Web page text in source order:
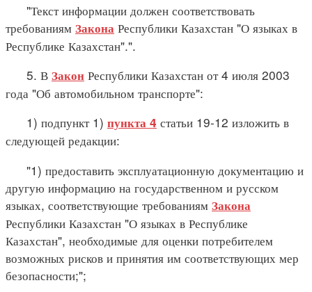
"Текст информации должен соответствовать
требованиям Закона Республики Казахстан "О языках в
Республике Казахстан".".
5. В Закон Республики Казахстан от 4 июля 2003
года "Об автомобильном транспорте":
1) подпункт 1) пункта 4 статьи 19-12 изложить в
следующей редакции:
"1) предоставить эксплуатационную документацию и
другую информацию на государственном и русском
языках, соответствующие требованиям Закона
Республики Казахстан "О языках в Республике
Казахстан", необходимые для оценки потребителем
возможных рисков и принятия им соответствующих мер
безопасности;";